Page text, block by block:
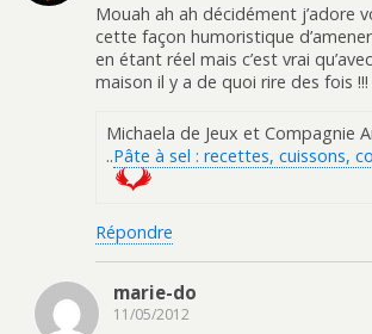
Mouah ah ah décidément j’adore
cette façon humoristique
en étant réel mais c’est vrai
maison il y a de quoi rire des fois !!!
Michaela de Jeux et Compagnie
..Pâte à sel : recettes, cuissons,
Répondre
marie-do
11/05/2012